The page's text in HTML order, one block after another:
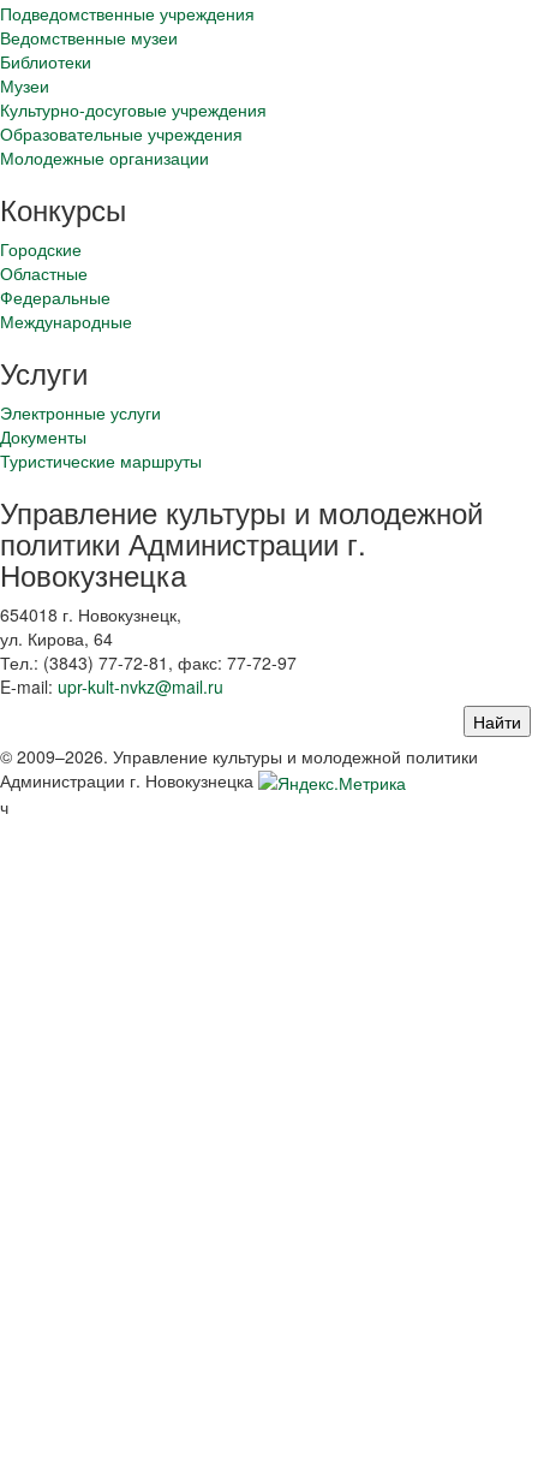
Подведомственные учреждения
Ведомственные музеи
Библиотеки
Музеи
Культурно-досуговые учреждения
Образовательные учреждения
Молодежные организации
Конкурсы
Городские
Областные
Федеральные
Международные
Услуги
Электронные услуги
Документы
Туристические маршруты
Управление культуры и молодежной
политики Администрации г.
Новокузнецка
654018 г. Новокузнецк,
ул. Кирова, 64
Тел.: (3843) 77-72-81 , факс: 77-72-97
E-mail: upr-kult-nvkz@mail.ru
© 2009–2026. Управление культуры и молодежной политики
Администрации г. Новокузнецка
ч